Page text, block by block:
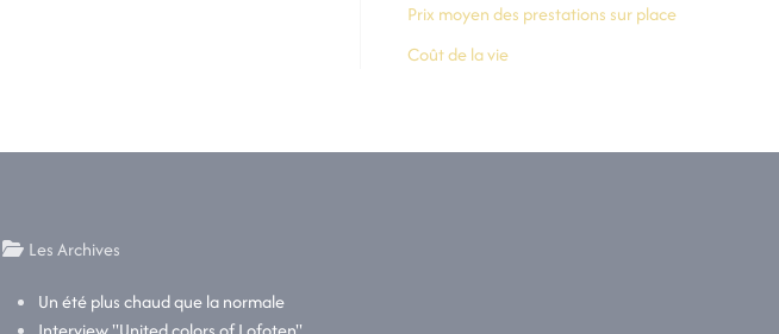
Prix moyen des prestations sur place
Coût de la vie
Les Archives
Un été plus chaud que la normale